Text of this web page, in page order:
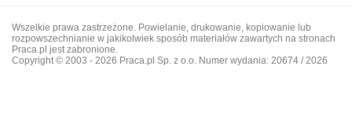
Wszelkie prawa zastrzeżone. Powielanie, drukowanie, kopiowanie lub
rozpowszechnianie w jakikolwiek sposób materiałów zawartych na stronach
Praca.pl jest zabronione.
Copyright © 2003 - 2026 Praca.pl Sp. z o.o. Numer wydania: 20674 / 2026